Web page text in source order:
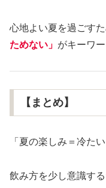
心地よい夏を過ごすた
ためない」 がキーワー
【まとめ】
「夏の楽しみ＝冷た
飲み方を少し意識す